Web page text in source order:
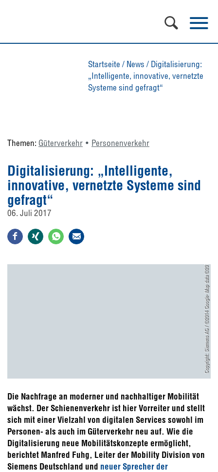
Startseite / News / Digitalisierung:
„Intelligente, innovative, vernetzte
Systeme sind gefragt“
Themen: Güterverkehr Personenverkehr
Digitalisierung: „Intelligente,
innovative, vernetzte Systeme sind
gefragt“
06. Juli 2017 Copyright: Siemens AG / ©2014 Google- Map data ©2014 GeoBasis-DE/BKG (©2014), Google
Die Nachfrage an moderner und nachhaltiger Mobilität
wächst. Der Schienenverkehr ist hier Vorreiter und stellt
sich mit einer Vielzahl von digitalen Services sowohl im
Personen- als auch im Güterverkehr neu auf. Wie die
Digitalisierung neue Mobilitätskonzepte ermöglicht,
berichtet Manfred Fuhg, Leiter der Mobility Division von
Siemens Deutschland und neuer Sprecher der